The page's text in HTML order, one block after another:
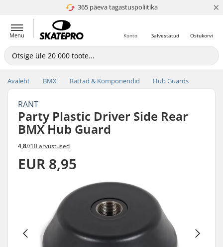
365 päeva tagastuspoliitika
4.8 paljaks 5 ×
Menu Ostukorvi
Salvestatud
Konto
Avaleht BMX Rattad & Komponendid Hub Guards
RANT
Party Plastic Driver Side Rear
BMX Hub Guard
4,8//10 arvustused
EUR 8,95